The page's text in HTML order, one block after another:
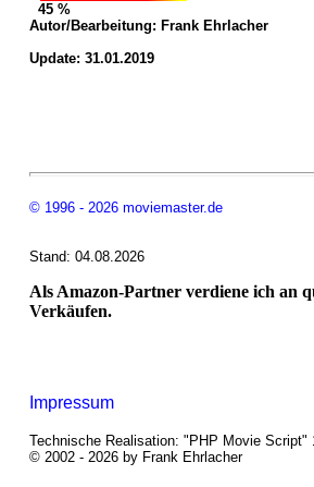
45 %
Autor/Bearbeitung: Frank Ehrlacher
Update: 31.01.2019
© 1996 - 2026 moviemaster.de
Stand: 04.08.2026
Als Amazon-Partner verdiene ich an
Verkäufen.
Impressum
Technische Realisation: "PHP Movie Script"
© 2002 - 2026 by Frank Ehrlacher